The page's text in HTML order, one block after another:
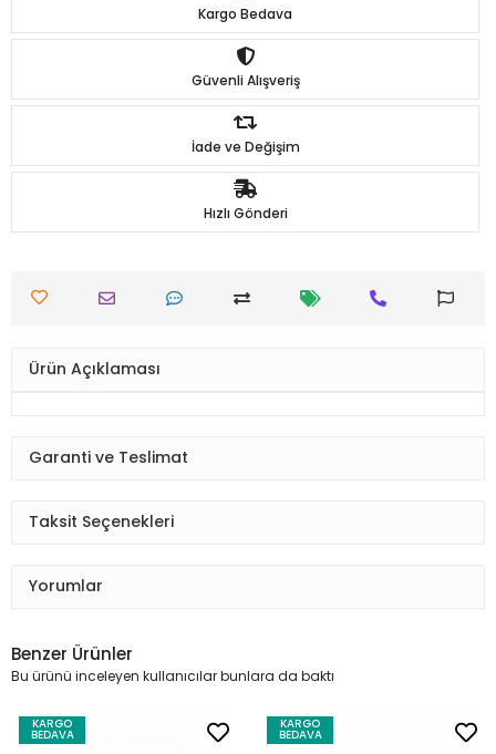
Kargo Bedava
Güvenli Alışveriş
İade ve Değişim
Hızlı Gönderi
Ürün Açıklaması
Garanti ve Teslimat
Taksit Seçenekleri
Yorumlar
Benzer Ürünler
Bu ürünü inceleyen kullanıcılar bunlara da baktı
KARGO
BEDAVA
KARGO
BEDAVA